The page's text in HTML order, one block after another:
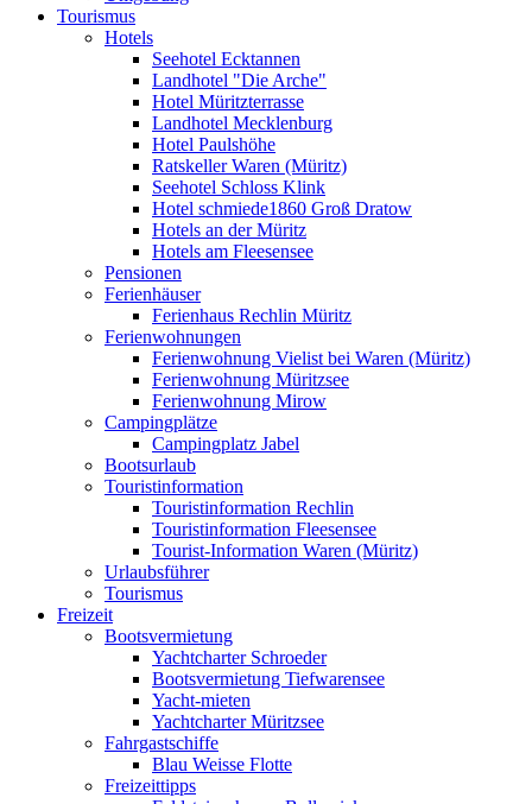
Tourismus
Hotels
Seehotel Ecktannen
Landhotel "Die Arche"
Hotel Müritzterrasse
Landhotel Mecklenburg
Hotel Paulshöhe
Ratskeller Waren (Müritz)
Seehotel Schloss Klink
Hotel schmiede1860 Groß Dratow
Hotels an der Müritz
Hotels am Fleesensee
Pensionen
Ferienhäuser
Ferienhaus Rechlin Müritz
Ferienwohnungen
Ferienwohnung Vielist bei Waren (Müritz)
Ferienwohnung Müritzsee
Ferienwohnung Mirow
Campingplätze
Campingplatz Jabel
Bootsurlaub
Touristinformation
Touristinformation Rechlin
Touristinformation Fleesensee
Tourist-Information Waren (Müritz)
Urlaubsführer
Tourismus
Freizeit
Bootsvermietung
Yachtcharter Schroeder
Bootsvermietung Tiefwarensee
Yacht-mieten
Yachtcharter Müritzsee
Fahrgastschiffe
Blau Weisse Flotte
Freizeittipps